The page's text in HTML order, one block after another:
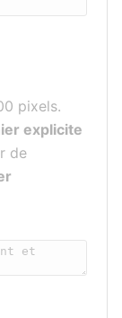
pixels.
explicite
de